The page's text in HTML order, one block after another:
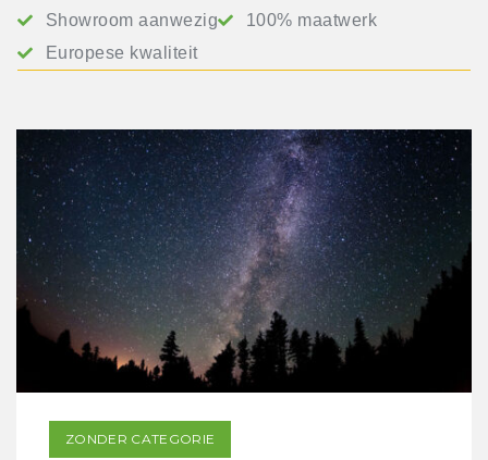
Showroom aanwezig
100% maatwerk
Europese kwaliteit
ZONDER CATEGORIE